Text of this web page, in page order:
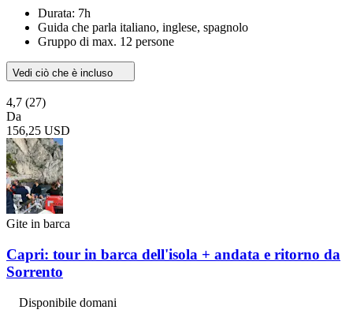
Durata: 7h
Guida che parla italiano, inglese, spagnolo
Gruppo di max. 12 persone
Vedi ciò che è incluso
4,7 (27)
Da
156,25 USD
Gite in barca
Capri: tour in barca dell'isola + andata e ritorno da
Sorrento
Disponibile domani